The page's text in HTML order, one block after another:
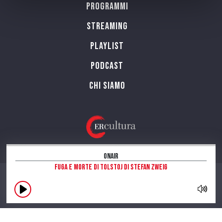
OnAir
Fuga e morte di Tolstoj di Stefan Zweig
Programmi
Streaming
Playlist
PODCAST
Chi siamo